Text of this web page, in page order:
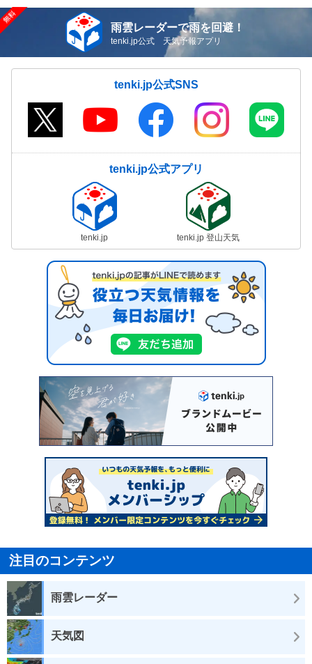
雨雲レーダーで雨を回避！
tenki.jp公式 天気予報アプリ
tenki.jp公式SNS
tenki.jp公式アプリ
tenki.jp tenki.jp 登山天気
注目のコンテンツ
雨雲レーダー
天気図